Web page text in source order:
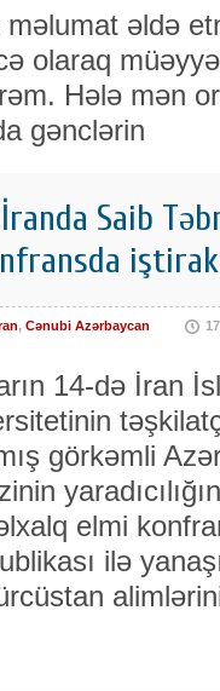
məlumat əldə
olaraq
Hələ mən
gənclərin
Saib
, Cənubi Azərbaycan
14-də İran
görkəmli
elmi
ilə